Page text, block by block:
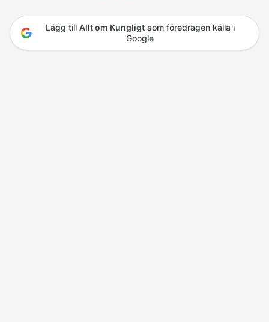
Lägg till Allt om Kungligtsom föredragen källa i
Google